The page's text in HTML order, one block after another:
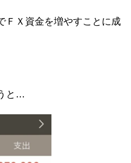
ＦＸ資金を増やすことに成
と…